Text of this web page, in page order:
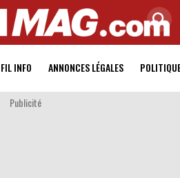
FIL INFO ANNONCES LÉGALES
Publicité